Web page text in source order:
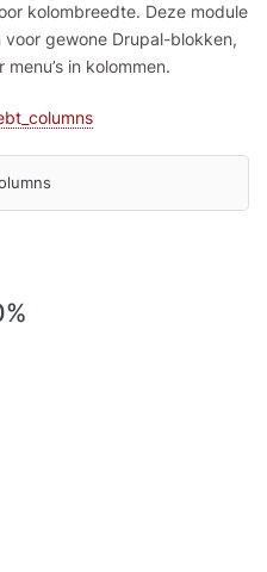
kolombreedte. Deze module
gewone Drupal-blokken,
in kolommen.